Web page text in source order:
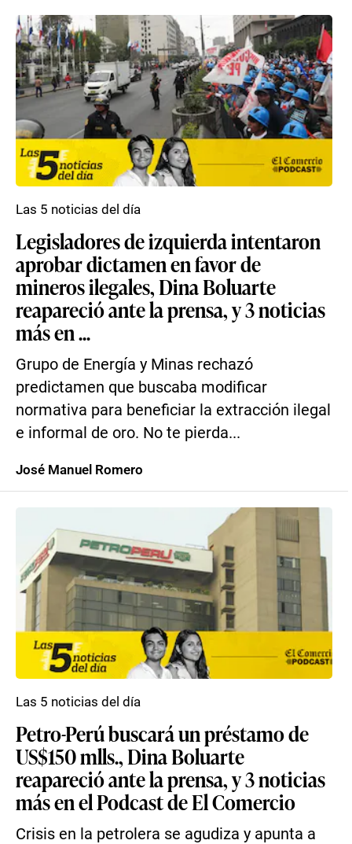
Legisladores de izquierda intentaron
aprobar dictamen en favor de
mineros ilegales, Dina Boluarte
reapareció ante la prensa, y 3 noticias
más en ...
Grupo de Energía y Minas rechazó
predictamen que buscaba modificar
normativa para beneficiar la extracción ilegal
e informal de oro. No te pierda...
Las 5 noticias del día
José Manuel Romero
Petro-Perú buscará un préstamo de
US$150 mlls., Dina Boluarte
reapareció ante la prensa, y 3 noticias
más en el Podcast de El Comercio
Crisis en la petrolera se agudiza y apunta a
Las 5 noticias del día